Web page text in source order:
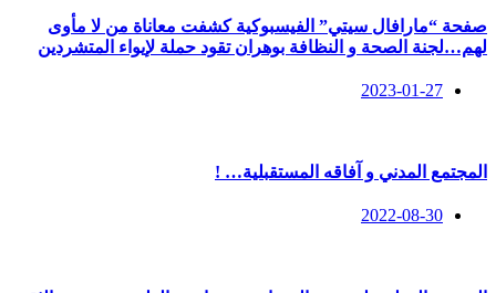
صفحة “مارافال سيتي” الفيسبوكية كشفت معاناة من لا مأوى
لهم…لجنة الصحة و النظافة بوهران تقود حملة لإيواء المتشردين
2023-01-27
المجتمع المدني و آفاقه المستقبلية… !
2022-08-30